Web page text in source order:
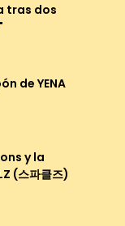
tras dos
de YENA
y la
(스파클즈)